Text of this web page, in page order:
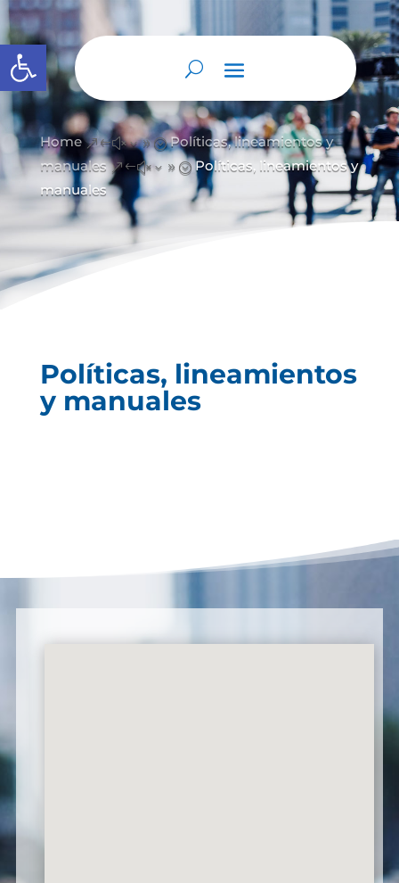
Abrir barra de herramientas
Home &#x39; Políticas, lineamientos y
manuales &#x39; Políticas, lineamientos y
manuales
Políticas, lineamientos
y manuales